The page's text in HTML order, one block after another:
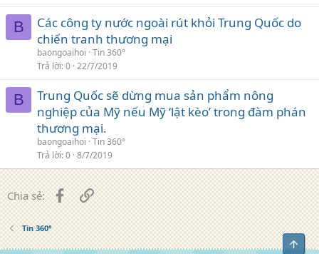
B
Các công ty nước ngoài rút khỏi Trung Quốc do
chiến tranh thương mại
baongoaihoi Tin 360°
Trả lời 0 22/7/2019
B
Trung Quốc sẽ dừng mua sản phẩm nông
nghiệp của Mỹ nếu Mỹ ‘lật kèo’ trong đàm phán
thương mại.
baongoaihoi Tin 360°
Trả lời 0 8/7/2019
Chia sẻ: FacebookLiên kết
Tin 360°
Top